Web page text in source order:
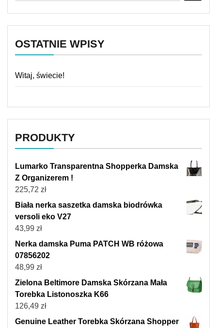
OSTATNIE WPISY
Witaj, świecie!
PRODUKTY
Lumarko Transparentna Shopperka Damska
Z Organizerem !
225,72 zł
Biała nerka saszetka damska biodrówka
versoli eko V27
43,99 zł
Nerka damska Puma PATCH WB różowa
07856202
48,99 zł
Zielona Beltimore Damska Skórzana Mała
Torebka Listonoszka K66
126,49 zł
Genuine Leather Torebka Skórzana Shopper